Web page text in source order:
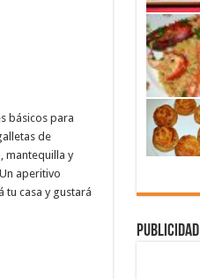
básicos para
de
mantequilla y
aperitivo
tu casa y gustará
Publicidad